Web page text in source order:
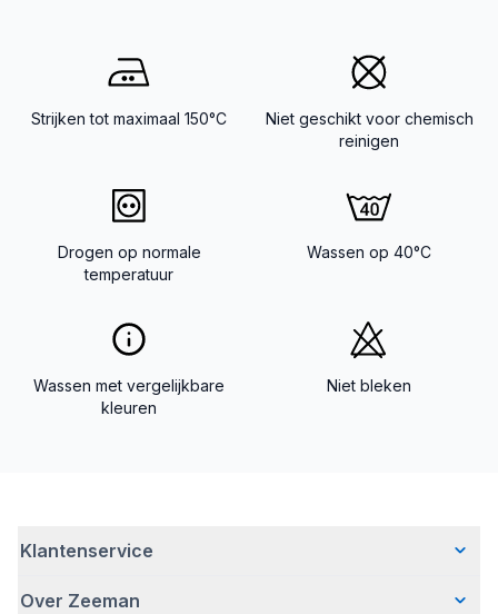
Strijken tot maximaal 150°C
Niet geschikt voor chemisch
reinigen
Drogen op normale
temperatuur
Wassen op 40°C
Wassen met vergelijkbare
kleuren
Niet bleken
Klantenservice
Veelgestelde vragen
Over Zeeman